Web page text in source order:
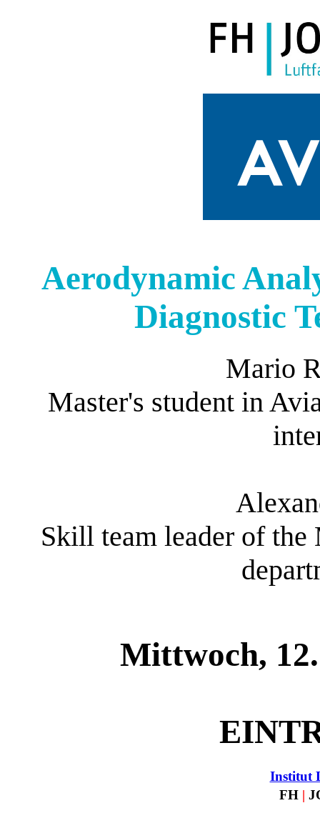
Aerodynamic
Diagnostic
Mario
Master's student in
Skill team leader of
Mittwoch,
Institut
FH |